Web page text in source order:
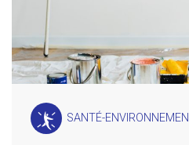
SANTÉ-